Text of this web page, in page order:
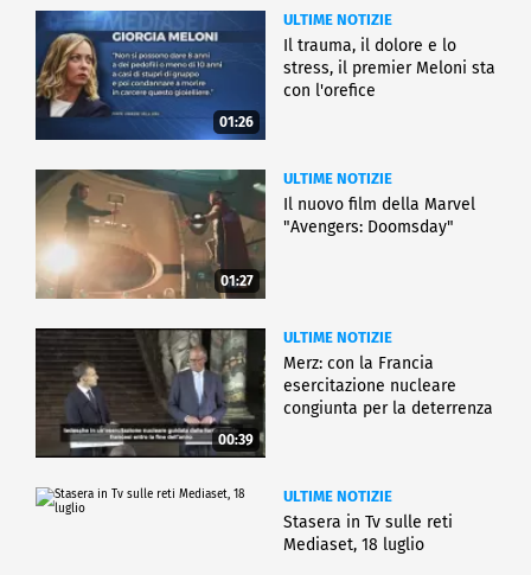
01:26
ULTIME NOTIZIE
Il trauma, il dolore e lo
stress, il premier Meloni sta
con l'orefice
01:27
ULTIME NOTIZIE
Il nuovo film della Marvel
"Avengers: Doomsday"
00:39
ULTIME NOTIZIE
Merz: con la Francia
esercitazione nucleare
congiunta per la deterrenza
ULTIME NOTIZIE
Stasera in Tv sulle reti
Mediaset, 18 luglio